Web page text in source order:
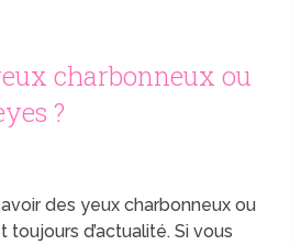
charbonneux ou
?
des yeux charbonneux ou
d’actualité. Si vous